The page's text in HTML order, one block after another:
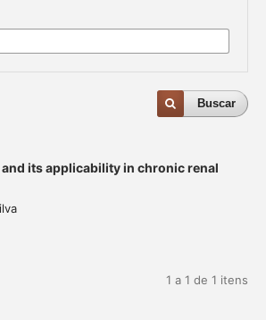
Buscar
its applicability in chronic renal
1 a 1 de 1 itens